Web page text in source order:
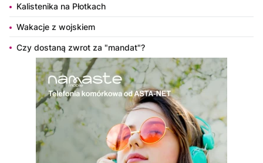
Kalistenika na Płotkach
Wakacje z wojskiem
Czy dostaną zwrot za "mandat"?